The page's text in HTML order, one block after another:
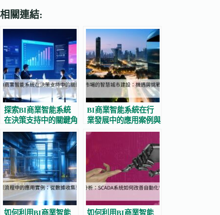
相關連結:
探索BI商業智能系統
在決策支持中的關鍵角
色
BI商業智能系統在行
業發展中的應用案例與
未來趨勢
如何利用BI商業智能 如何利用BI商業智能